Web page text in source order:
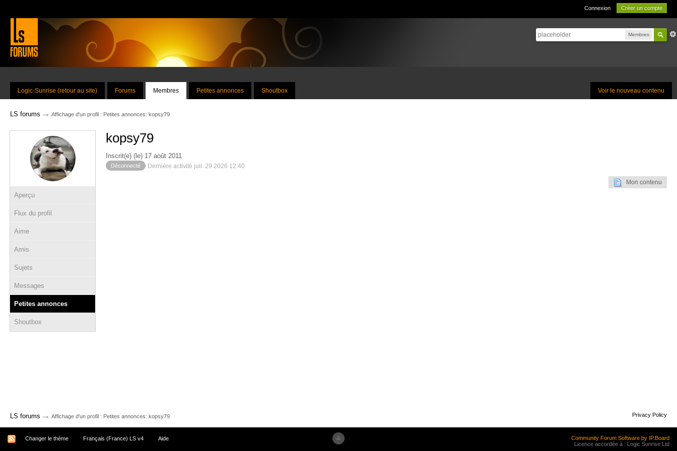
Connexion Créer un compte
Membres
Voir le nouveau contenu
Logic-Sunrise (retour au site) Forums Membres Petites annonces Shoutbox
LS forums → Affichage d'un profil : Petites annonces: kopsy79
Aperçu
Flux du profil
Aime
Amis
Sujets
Messages
Petites annonces
Shoutbox
kopsy79
Inscrit(e) (le) 17 août 2011
Déconnecté Dernière activité juil. 29 2026 12:40
Mon contenu
LS forums → Affichage d'un profil : Petites annonces: kopsy79 Privacy Policy
Changer le thème Français (France) LS v4 Aide
Community Forum Software by IP.Board
Licence accordée à : Logic Sunrise Ltd